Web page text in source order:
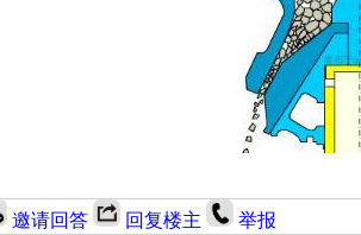
邀请回答 回复楼主 举报